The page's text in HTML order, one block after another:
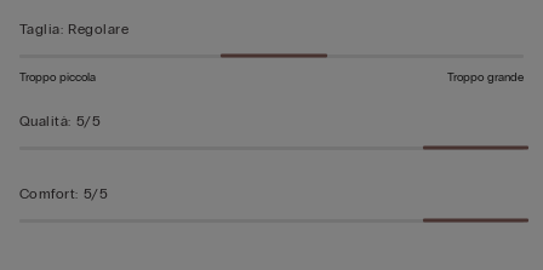
Taglia: Regolare
Troppo piccola Troppo grande
Qualità: 5/5
Comfort: 5/5